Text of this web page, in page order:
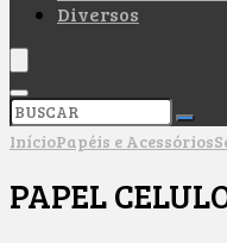
Diversos
InícioPapéis e Acessórios
PAPEL